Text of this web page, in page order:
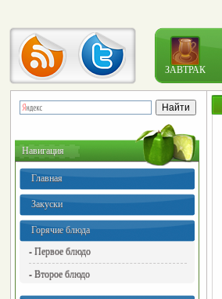
ЗАВТРАК
Навигация
Главная
Закуски
Горячие блюда
- Первое блюдо
- Второе блюдо